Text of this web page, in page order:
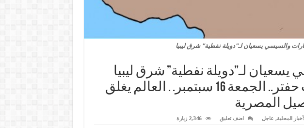
والسيسي يسعيان لـ"دويلة نفطية" شرق ليبيا
يسعيان لـ”دويلة نفطية” شرق ليبيا
ويدعمان تحركات حفتر.. الجمعة 16 سبتمبر. . العالم يغلق
المصرية
المحلية, عاجل اضف تعليق 2,346 زيارة